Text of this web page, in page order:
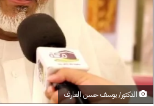
الدكتور/ يوسف حسن العارف